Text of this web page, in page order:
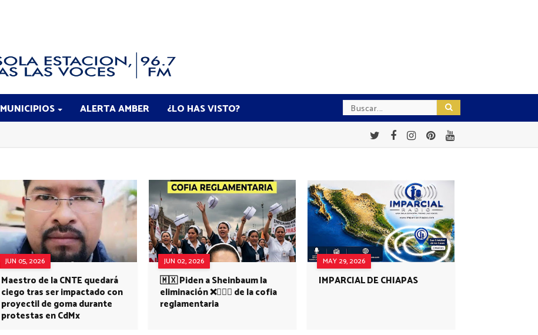
MUNICIPIOS ALERTA AMBER ¿LO HAS VISTO?
JUN 05, 2026
Maestro de la CNTE quedará
ciego tras ser impactado con
proyectil de goma durante
protestas en CdMx
JUN 02, 2026
🇲🇽 Piden a Sheinbaum la
eliminación ❌👩🏻‍⚕️ de la cofia
reglamentaria
MAY 29, 2026
IMPARCIAL DE CHIAPAS